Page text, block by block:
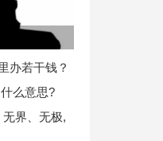
办若干钱？
么意思?
界、无极,